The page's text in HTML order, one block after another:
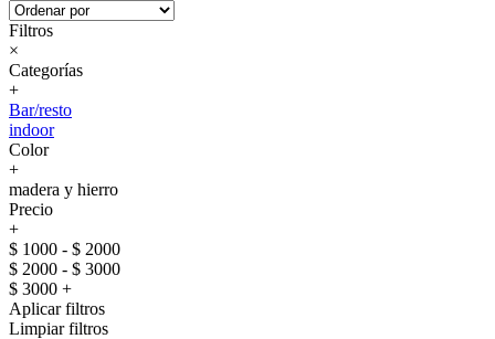
Filtros
×
Categorías
+
Bar/resto
indoor
Color
+
madera y hierro
Precio
+
$ 1000 - $ 2000
$ 2000 - $ 3000
$ 3000 +
Aplicar filtros
Limpiar filtros